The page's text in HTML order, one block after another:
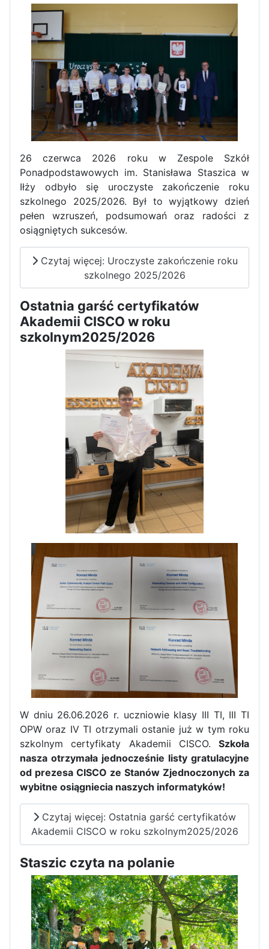
Zawody Sportowo – Obronne
klas OPW
Apel z okazji 235-tej rocznicy
uchwalenia Konstytucji 3 Maja
Dni Otwarte w „Staszicu” za
nami
Informatycy zapraszają do
Zakończenie roku maturzystów
Zakończenie praktyk w
Portugalii
Rozpoczęcie kampanii „Gotowi
na kryzys” w ZSP w Iłży
Pierwszy tydzień praktyk
zawodowych naszych uczniów
w Portugalii za nami!
26 czerwca 2026 roku w Zespole Szkół
Ponadpodstawowych im. Stanisława Staszica w
Iłży odbyło się uroczyste zakończenie roku
szkolnego 2025/2026. Był to wyjątkowy dzień
pełen wzruszeń, podsumowań oraz radości z
osiągniętych sukcesów.
Czytaj więcej: Uroczyste zakończenie roku
szkolnego 2025/2026
Ostatnia garść certyfikatów
Akademii CISCO w roku
szkolnym2025/2026
W dniu 26.06.2026 r. uczniowie klasy III TI, III TI
OPW oraz IV TI otrzymali ostanie już w tym roku
szkolnym certyfikaty Akademii CISCO. Szkoła
nasza otrzymała jednocześnie listy gratulacyjne
od prezesa CISCO ze Stanów Zjednoczonych za
wybitne osiągniecia naszych informatyków!
Czytaj więcej: Ostatnia garść certyfikatów
Akademii CISCO w roku szkolnym2025/2026
Staszic czyta na polanie